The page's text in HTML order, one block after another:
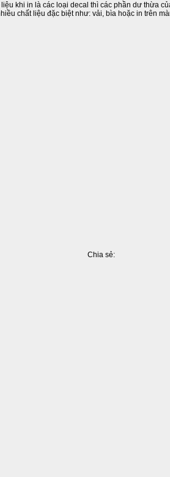
khi in là các loại decal thì các phần dư thừa
chất liệu đặc biệt như: vải, bìa hoặc in trên
Chia sẻ: